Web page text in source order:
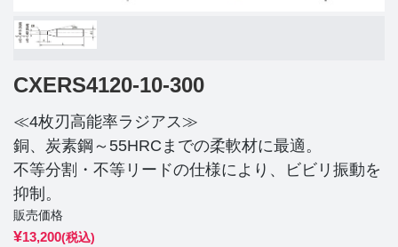
CXERS4120-10-300
≪4枚刃高能率ラジアス≫
銅、炭素鋼～55HRCまでの柔軟材に最適。
不等分割・不等リードの仕様により、ビビリ振動を
抑制。
販売価格
¥13,200(税込)